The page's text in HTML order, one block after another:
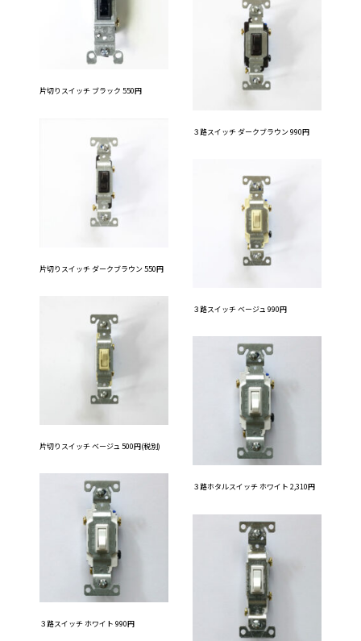
片切りスイッチ ブラック 550円
３路スイッチ ダークブラウン 990円
片切りスイッチ ダークブラウン 550円
３路スイッチ ベージュ 990円
片切りスイッチ ベージュ 500円(税別)
３路ホタルスイッチ ホワイト 2,310円
３路スイッチ ホワイト 990円